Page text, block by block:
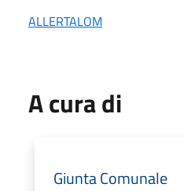
ALLERTALOM
A cura di
Giunta Comunale